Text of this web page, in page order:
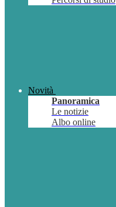
Novità
Panoramica
Le notizie
Albo online